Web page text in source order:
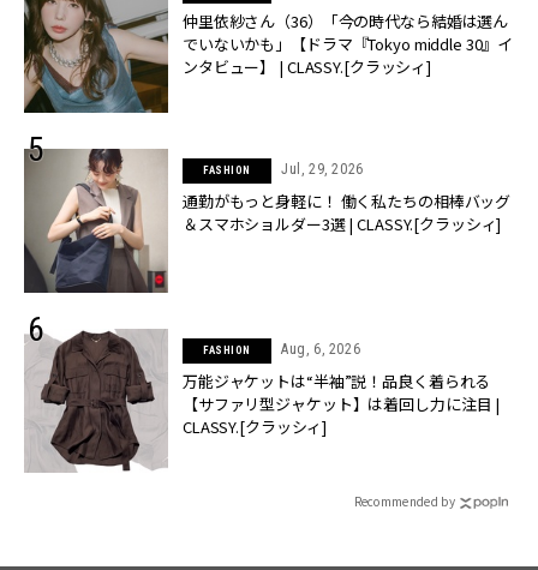
仲里依紗さん（36）「今の時代なら結婚は選ん
でいないかも」【ドラマ『Tokyo middle 30』イ
ンタビュー】 | CLASSY.[クラッシィ]
FASHION Jul, 29, 2026
通勤がもっと身軽に！ 働く私たちの相棒バッグ
＆スマホショルダー3選 | CLASSY.[クラッシィ]
FASHION Aug, 6, 2026
万能ジャケットは“半袖”説！品良く着られる
【サファリ型ジャケット】は着回し力に注目 |
CLASSY.[クラッシィ]
Recommended by